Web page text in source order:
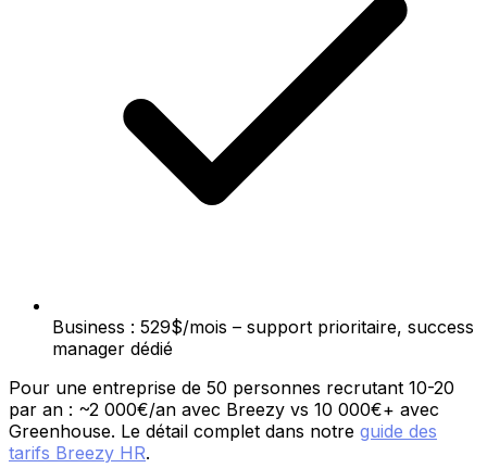
Business : 529$/mois – support prioritaire, success
manager dédié
Pour une entreprise de 50 personnes recrutant 10-20
par an : ~2 000€/an avec Breezy vs 10 000€+ avec
Greenhouse. Le détail complet dans notre guide des
tarifs Breezy HR.